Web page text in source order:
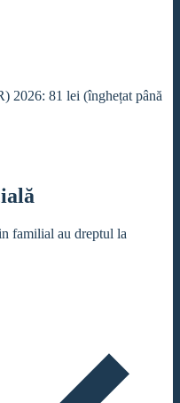
2026: 81 lei (înghețat până
familial au dreptul la